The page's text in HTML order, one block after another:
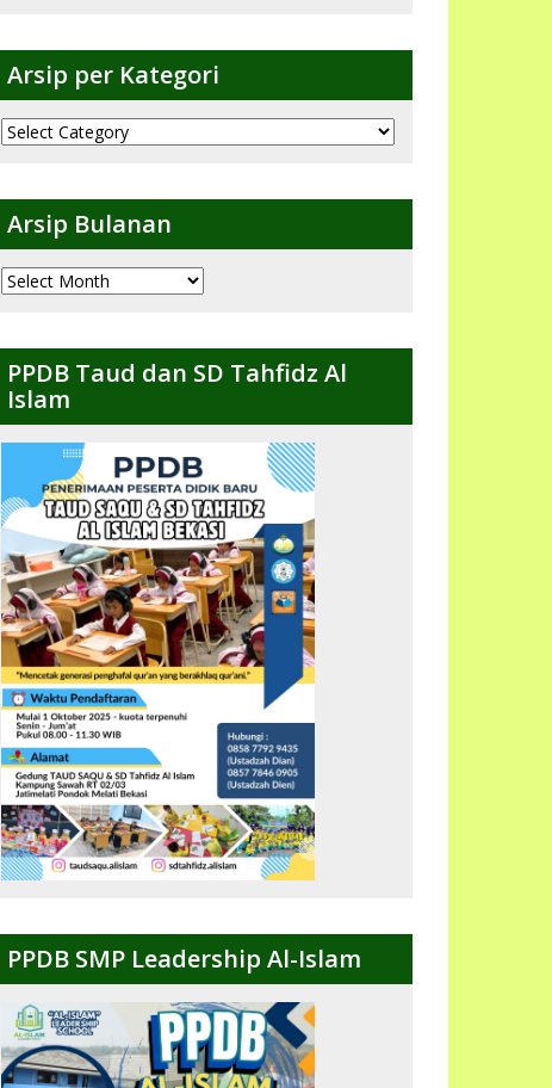
Arsip per Kategori
Arsip
per
Arsip Bulanan
Arsip
Bulanan
PPDB Taud dan SD Tahfidz Al
Islam
PPDB SMP Leadership Al-Islam